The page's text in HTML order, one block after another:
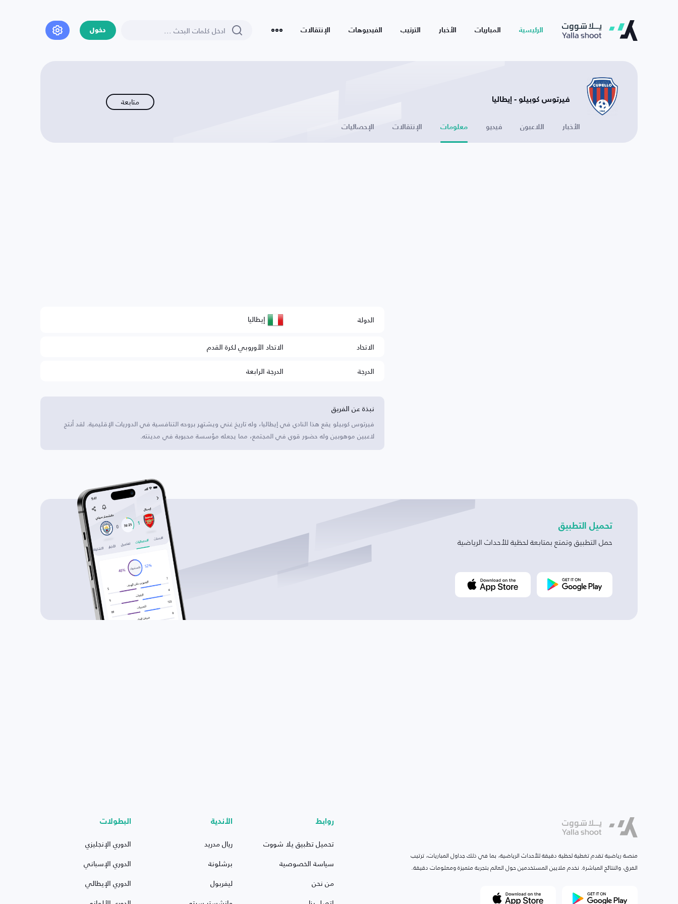
الرئيسية المباريات الأخبار الترتيب الفيديوهات الإنتقالات دخول
فيرتوس كوبيلو - إيطاليا متابعة
الأخبار اللاعبون فيديو معلومات الإنتقالات الإحصائيات
الدولة إيطاليا
الاتحاد
الاتحاد الأوروبي لكرة القدم
الدرجة
الدرجة الرابعة
نبذة عن الفريق
فيرتوس كوبيلو يقع هذا النادي في إيطاليا، وله تاريخ غني ويشتهر بروحه التنافسية في الدوريات الإقليمية. لقد أنتج
لاعبين موهوبين وله حضور قوي في المجتمع، مما يجعله مؤسسة محبوبة في مدينته.
تحميل التطبيق
حمل التطبيق وتمتع بمتابعة لحظية للأحداث الرياضية
منصة رياضية تقدم تغطية لحظية دقيقة للأحداث الرياضية، بما في ذلك جداول المباريات، ترتيب
الفرق، والنتائج المباشرة. نخدم ملايين المستخدمين حول العالم بتجربة متميزة ومعلومات دقيقة.
روابط
تحميل تطبيق يلا شووت
سياسة الخصوصية
من نحن
الأندية
ريال مدريد
برشلونة
ليفربول
البطولات
الدوري الإنجليزي
الدوري الإسباني
الدوري الإيطالي